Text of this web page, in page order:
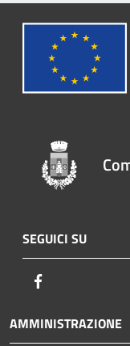
SEGUICI SU
AMMINISTRAZIONE